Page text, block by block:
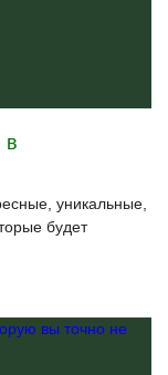
в
уникальные,
будет